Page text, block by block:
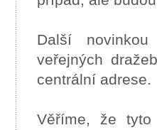
Další
veřejných
centrální adrese.
Věříme, že